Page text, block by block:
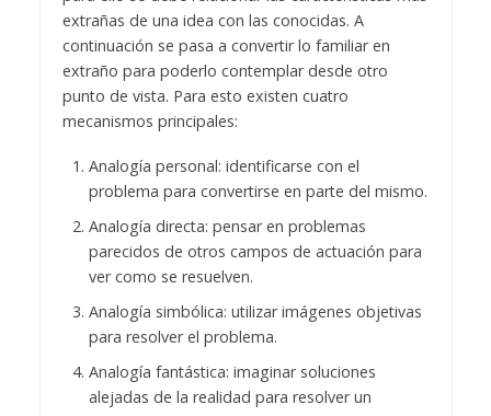
extrañas de una idea con las conocidas. A
continuación se pasa a convertir lo familiar en
extraño para poderlo contemplar desde otro
punto de vista. Para esto existen cuatro
mecanismos principales:
Analogía personal: identificarse con el
problema para convertirse en parte del mismo.
Analogía directa: pensar en problemas
parecidos de otros campos de actuación para
ver como se resuelven.
Analogía simbólica: utilizar imágenes objetivas
para resolver el problema.
Analogía fantástica: imaginar soluciones
alejadas de la realidad para resolver un